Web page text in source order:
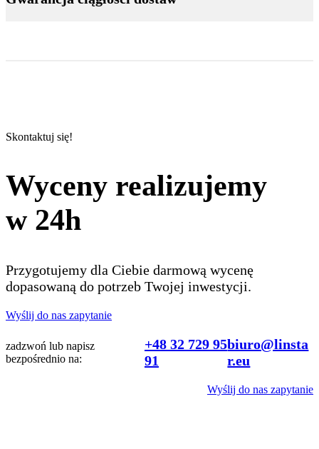
Skontaktuj się!
Wyceny realizujemy
w 24h
Przygotujemy dla Ciebie darmową wycenę
dopasowaną do potrzeb Twojej inwestycji.
Wyślij do nas zapytanie
zadzwoń lub napisz
bezpośrednio na:
+48 32 729 95
91
biuro@linsta
r.eu
Wyślij do nas zapytanie